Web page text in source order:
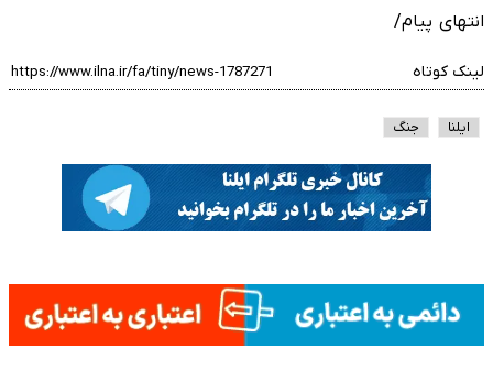
انتهای پیام/
لینک کوتاه
ایلنا جنگ